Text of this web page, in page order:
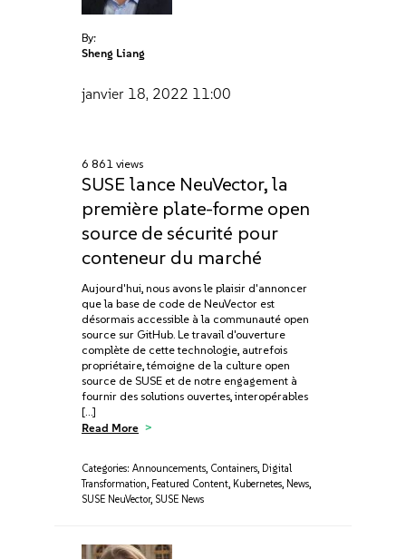
By:
Sheng Liang
janvier 18, 2022 11:00
6 861 views
SUSE lance NeuVector, la
première plate-forme open
source de sécurité pour
conteneur du marché
Aujourd'hui, nous avons le plaisir d'annoncer
que la base de code de NeuVector est
désormais accessible à la communauté open
source sur GitHub. Le travail d'ouverture
complète de cette technologie, autrefois
propriétaire, témoigne de la culture open
source de SUSE et de notre engagement à
fournir des solutions ouvertes, interopérables
[…]
Read More
Categories: Announcements, Containers, Digital
Transformation, Featured Content, Kubernetes, News,
SUSE NeuVector, SUSE News